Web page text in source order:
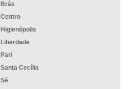
Brás
Centro
Higienópolis
Liberdade
Pari
Santa Cecília
Sé